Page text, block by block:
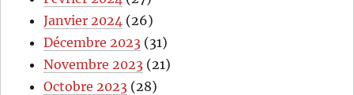
Janvier 2024 (26)
Décembre 2023 (31)
Novembre 2023 (21)
Octobre 2023 (28)